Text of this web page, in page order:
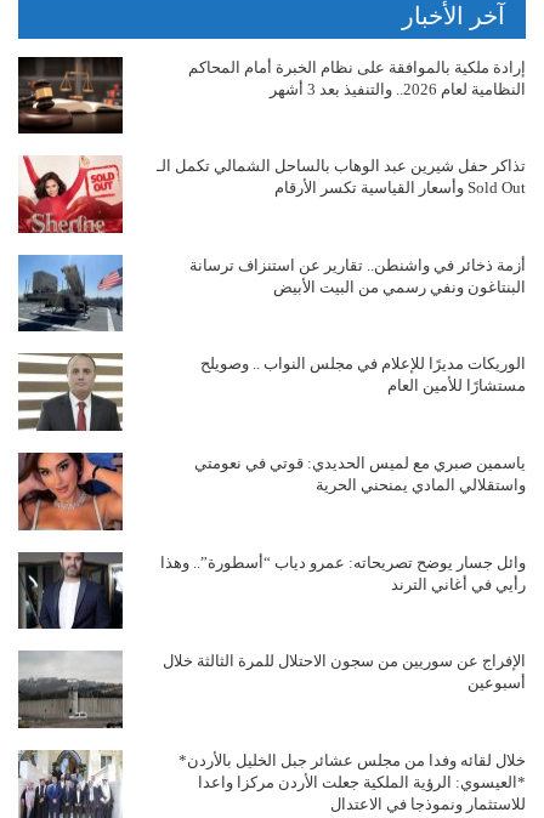
آخر الأخبار
إرادة ملكية بالموافقة على نظام الخبرة أمام المحاكم
النظامية لعام 2026.. والتنفيذ بعد 3 أشهر
تذاكر حفل شيرين عبد الوهاب بالساحل الشمالي تكمل الـ
Sold Out وأسعار القياسية تكسر الأرقام
أزمة ذخائر في واشنطن.. تقارير عن استنزاف ترسانة
البنتاغون ونفي رسمي من البيت الأبيض
الوريكات مديرًا للإعلام في مجلس النواب .. وصويلح
مستشارًا للأمين العام
ياسمين صبري مع لميس الحديدي: قوتي في نعومتي
واستقلالي المادي يمنحني الحرية
وائل جسار يوضح تصريحاته: عمرو دياب “أسطورة”.. وهذا
رأيي في أغاني الترند
الإفراج عن سوريين من سجون الاحتلال للمرة الثالثة خلال
أسبوعين
خلال لقائه وفدا من مجلس عشائر جبل الخليل بالأردن*
*العيسوي: الرؤية الملكية جعلت الأردن مركزا واعدا
للاستثمار ونموذجا في الاعتدال